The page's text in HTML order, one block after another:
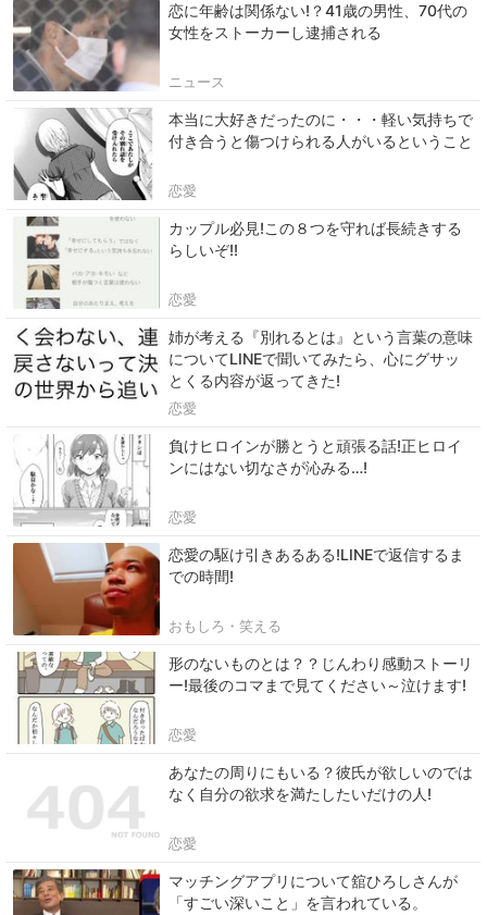
恋に年齢は関係ない!？41歳の男性、70代の
女性をストーカーし逮捕される
ニュース
本当に大好きだったのに・・・軽い気持ちで
付き合うと傷つけられる人がいるということ
恋愛
カップル必見!この８つを守れば長続きする
らしいぞ!!
恋愛
姉が考える『別れるとは』という言葉の意味
についてLINEで聞いてみたら、心にグサッ
とくる内容が返ってきた!
恋愛
負けヒロインが勝とうと頑張る話!正ヒロイ
ンにはない切なさが沁みる…!
恋愛
恋愛の駆け引きあるある!LINEで返信するま
での時間!
おもしろ・笑える
形のないものとは？？じんわり感動ストーリ
ー!最後のコマまで見てください～泣けます!
恋愛
あなたの周りにもいる？彼氏が欲しいのでは
なく自分の欲求を満たしたいだけの人!
恋愛
マッチングアプリについて舘ひろしさんが
「すごい深いこと」を言われている。